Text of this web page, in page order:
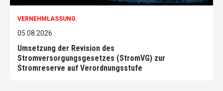
VERNEHMLASSUNG
05.08.2026
Umsetzung der Revision des
Stromversorgungsgesetzes (StromVG) zur
Stromreserve auf Verordnungsstufe